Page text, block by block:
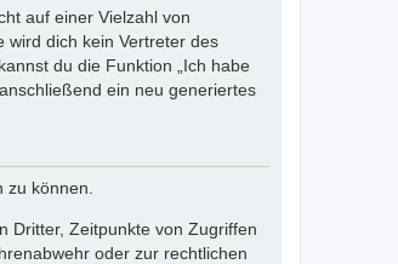
auf einer Vielzahl von
wird dich kein Vertreter des
du die Funktion „Ich habe
ein neu generiertes
können.
Dritter, Zeitpunkte von Zugriffen
oder zur rechtlichen